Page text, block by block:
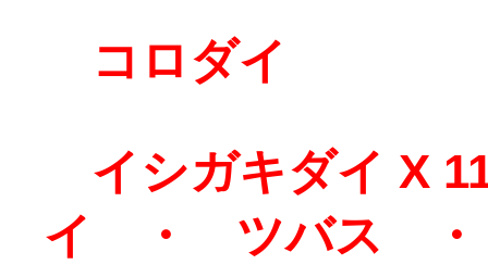
コロダイ
イシガキダイ X
イ ・ ツバス ・